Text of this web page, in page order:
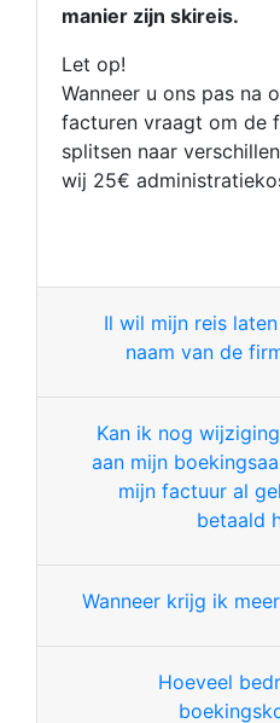
manier zijn skireis.
Let op!
Wanneer u ons pas na
facturen vraagt om de
splitsen naar
wij 25€
Il wil mijn reis
naam van de
​Kan ik nog
aan mijn
mijn factuur al
betaald
​Wanneer krijg ik
Hoeveel